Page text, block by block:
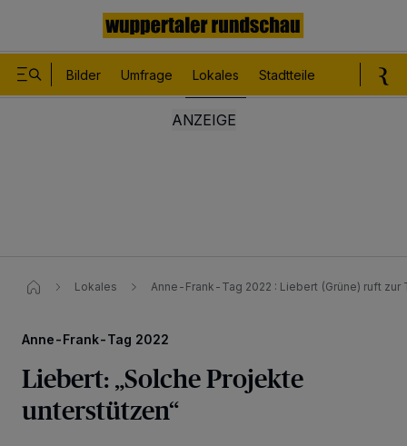
Bilder Umfrage Lokales Stadtteile
Lokales Anne-Frank-Tag 2022 : Liebert (Grüne) ruft zur
Anne-Frank-Tag 2022
Liebert: „Solche Projekte
unterstützen“